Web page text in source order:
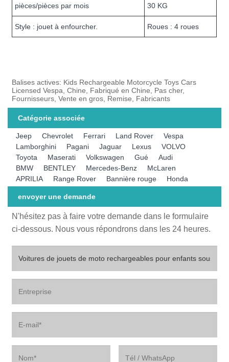
pièces/pièces par mois
30 KG
Style : jouet à enfourcher. Roues : 4 roues
Balises actives: Kids Rechargeable Motorcycle Toys Cars
Licensed Vespa, Chine, Fabriqué en Chine, Pas cher,
Fournisseurs, Vente en gros, Remise, Fabricants
Catégorie associée
Jeep Chevrolet Ferrari Land Rover
Vespa
Lamborghini
Pagani Jaguar Lexus
VOLVO
Toyota
Maserati Volkswagen Gué
Audi
BMW
BENTLEY Mercedes-Benz
McLaren
APRILIA
Range Rover Bannière rouge Honda
envoyer une demande
N'hésitez pas à faire votre demande dans le formulaire
ci-dessous. Nous vous répondrons dans les 24 heures.